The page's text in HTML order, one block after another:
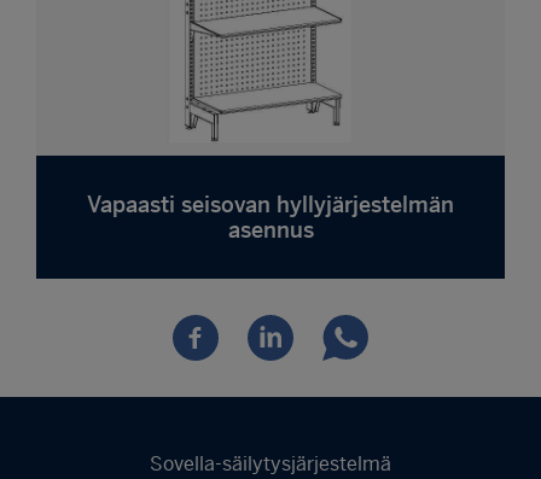
Vapaasti seisovan hyllyjärjestelmän
asennus
Sovella-säilytysjärjestelmä